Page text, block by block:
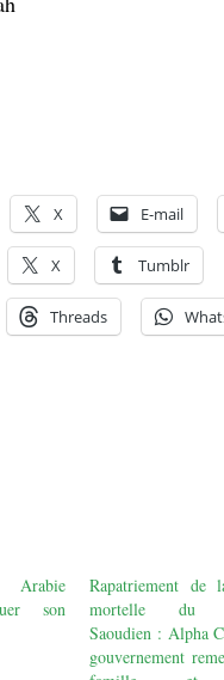
X E-mail
X Tumblr
Threads
Arabie
son
Rapatriement de
mortelle du
Saoudien : Alpha
gouvernement